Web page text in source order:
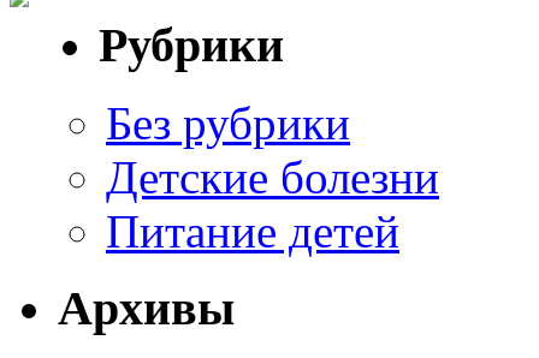
Рубрики
Без рубрики
Детские болезни
Питание детей
Архивы